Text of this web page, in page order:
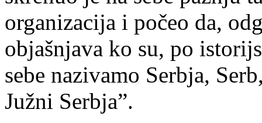
organizacija i počeo da,
objašnjava ko su, po
sebe nazivamo Serbja,
Južni Serbja”.